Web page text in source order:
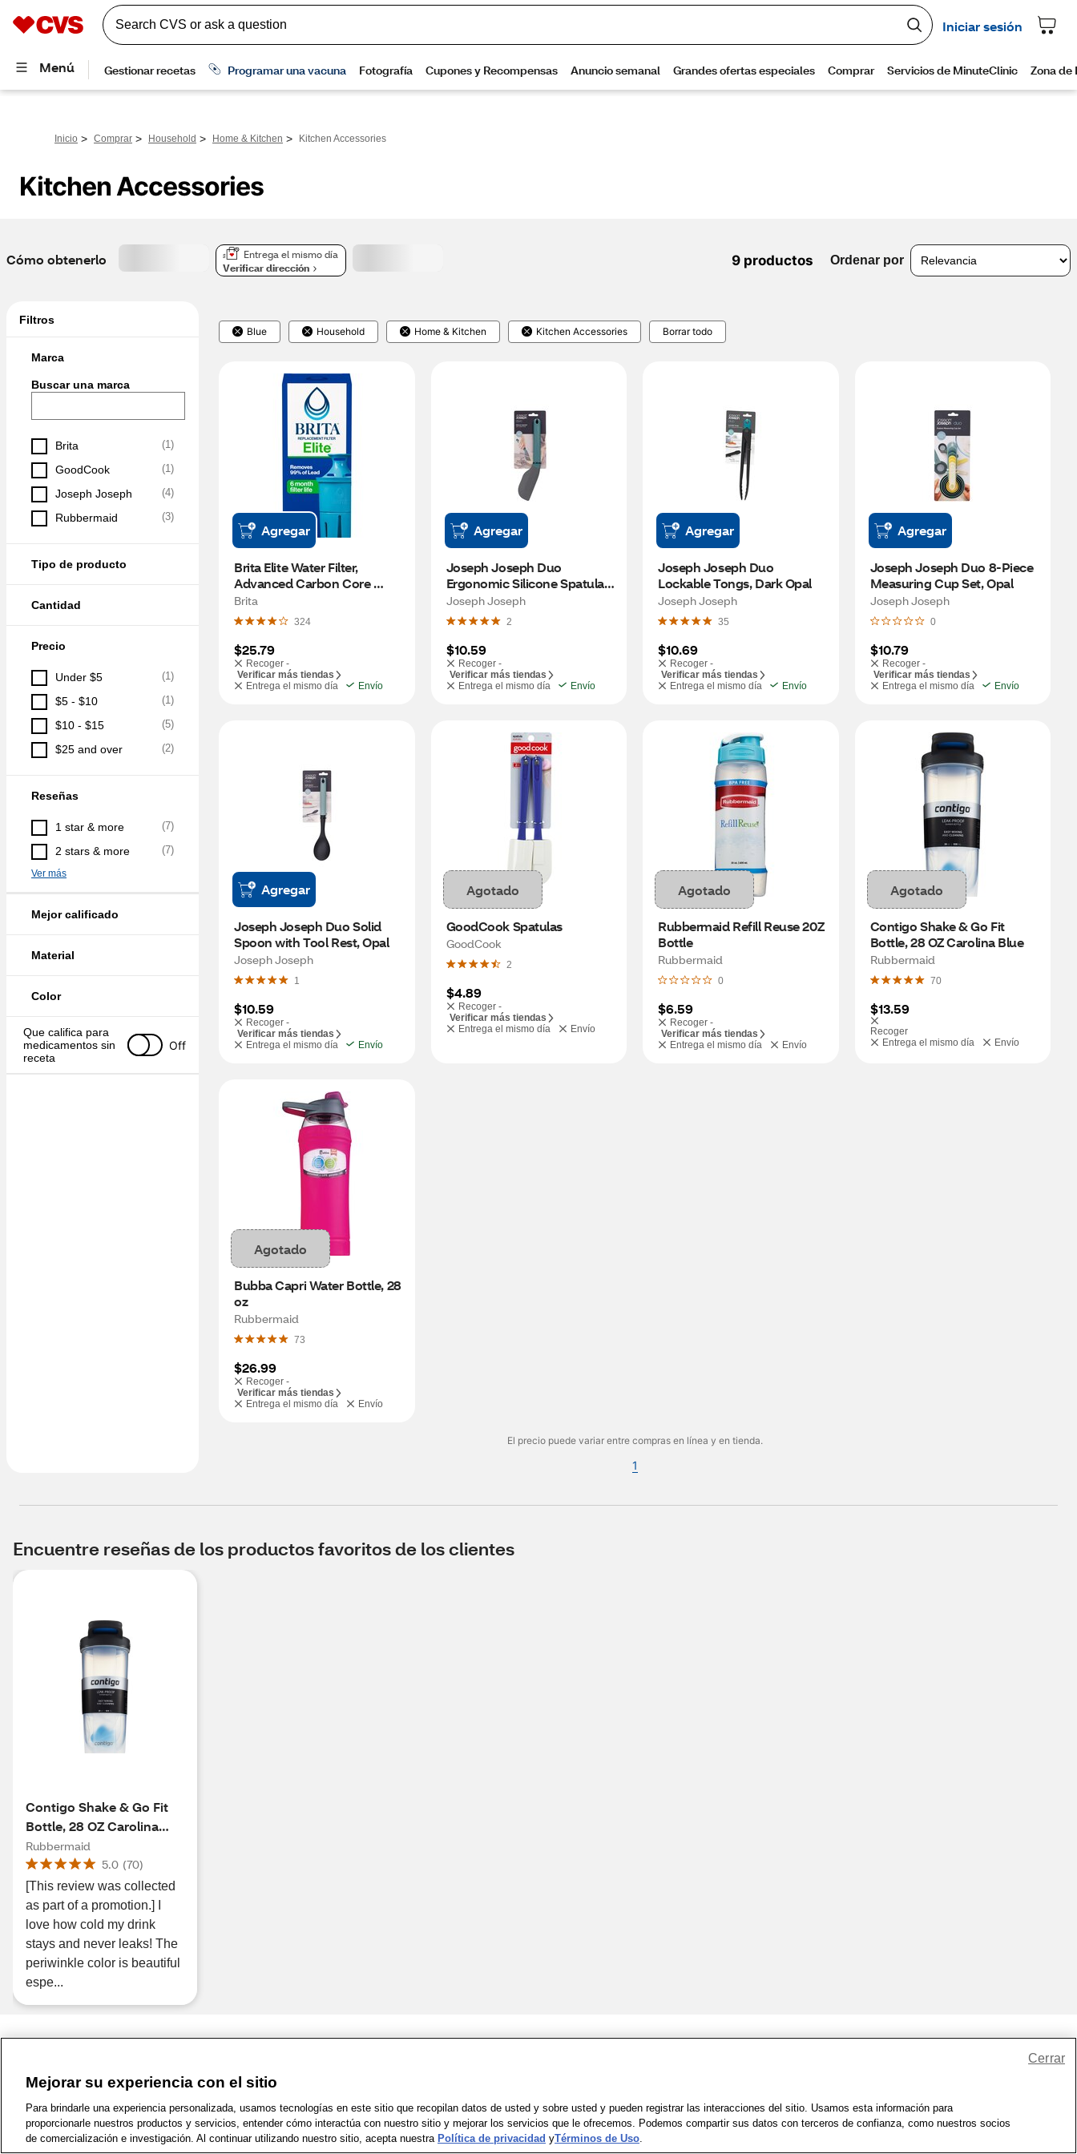
Inicio > Comprar > Household > Home & Kitchen > Kitchen Accessories
Kitchen Accessories
Cómo obtenerlo
Entrega el mismo día
Verificar dirección
9 productos Ordenar por
Filtros
Marca
Buscar una marca
Brita (1)
GoodCook (1)
Joseph Joseph (4)
Rubbermaid (3)
Tipo de producto
Cantidad
Precio
Under $5 (1)
$5 - $10 (1)
$10 - $15 (5)
$25 and over (2)
Reseñas
1 star & more (7)
2 stars & more (7)
Ver más
Mejor calificado
Material
Color
Que califica para
medicamentos sin
receta
Off
Blue Household Home & Kitchen Kitchen Accessories Borrar todo
Agregar
Brita Elite Water Filter,
Advanced Carbon Core
Technology, 1 ct
Brita
324
$25.79
Recoger -
Verificar más tiendas
Entrega el mismo día
Envío
Agregar
Joseph Joseph Duo
Ergonomic Silicone Spatula,
Opal
Joseph Joseph
2
$10.59
Recoger -
Verificar más tiendas
Entrega el mismo día
Envío
Agregar
Joseph Joseph Duo
Lockable Tongs, Dark Opal
Joseph Joseph
35
$10.69
Recoger -
Verificar más tiendas
Entrega el mismo día
Envío
Agregar
Joseph Joseph Duo 8-Piece
Measuring Cup Set, Opal
Joseph Joseph
0
$10.79
Recoger -
Verificar más tiendas
Entrega el mismo día
Envío
Agregar
Joseph Joseph Duo Solid
Spoon with Tool Rest, Opal
Joseph Joseph
1
$10.59
Recoger -
Verificar más tiendas
Entrega el mismo día
Envío
Agotado
GoodCook Spatulas
GoodCook
2
$4.89
Recoger -
Verificar más tiendas
Entrega el mismo día
Envío
Agotado
Rubbermaid Refill Reuse 20Z
Bottle
Rubbermaid
0
$6.59
Recoger -
Verificar más tiendas
Entrega el mismo día
Envío
Agotado
Contigo Shake & Go Fit
Bottle, 28 OZ Carolina Blue
Rubbermaid
70
$13.59
Recoger
Entrega el mismo día
Envío
Agotado
Bubba Capri Water Bottle, 28
oz
Rubbermaid
73
$26.99
Recoger -
Verificar más tiendas
Entrega el mismo día
Envío
El precio puede variar entre compras en línea y en tienda.
1
Encuentre reseñas de los productos favoritos de los clientes
Contigo Shake & Go Fit
Bottle, 28 OZ Carolina
Blue
Rubbermaid
5.0 (70)
[This review was collected
as part of a promotion.] I
love how cold my drink
stays and never leaks! The
periwinkle color is beautiful
espe...
1-800-679-9691 | Contáctenos | Términos de Uso | Accesibilidad | Política de Privacidad | WA Privacy Policy | Mapa del sitio | Zona de Bienestar | © 1999 - 2026 CVS.com
Mejorar su experiencia con el sitio
Para brindarle una experiencia personalizada, usamos tecnologías en este sitio que recopilan datos de usted y sobre usted y pueden registrar las interacciones del sitio. Usamos esta información para
proporcionarle nuestros productos y servicios, entender cómo interactúa con nuestro sitio y mejorar los servicios que le ofrecemos. Podemos compartir sus datos con terceros de confianza, como nuestros socios
de comercialización e investigación. Al continuar utilizando nuestro sitio, acepta nuestra Política de privacidad yTérminos de Uso.
Cerrar